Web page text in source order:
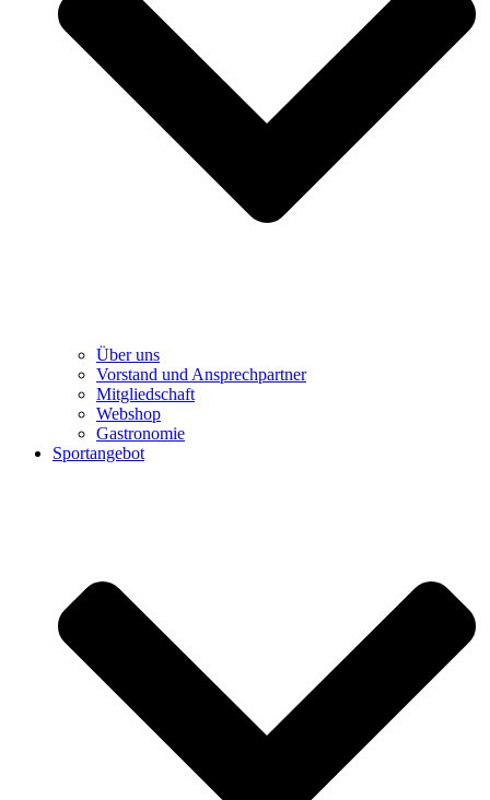
Über uns
Vorstand und Ansprechpartner
Mitgliedschaft
Webshop
Gastronomie
Sportangebot